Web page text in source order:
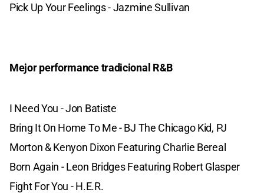
Pick Up Your Feelings - Jazmine Sullivan
Mejor performance tradicional R&B
I Need You - Jon Batiste
Bring It On Home To Me - BJ The Chicago Kid, PJ
Morton & Kenyon Dixon Featuring Charlie Bereal
Born Again - Leon Bridges Featuring Robert Glasper
Fight For You - H.E.R.